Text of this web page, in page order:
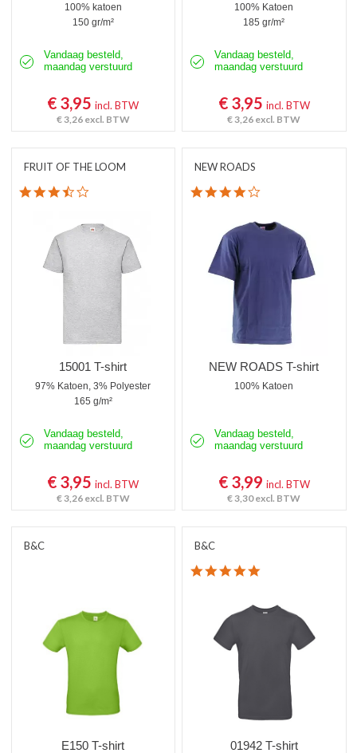
100% katoen
150 gr/m²
Vandaag besteld,
maandag verstuurd
€ 3,95incl. BTW
€ 3,26 excl. BTW
100% Katoen
185 gr/m²
Vandaag besteld,
maandag verstuurd
€ 3,95 incl. BTW
€ 3,26 excl. BTW
FRUIT OF THE LOOM
3.7 star rating
15001 T-shirt
97% Katoen, 3% Polyester
165 g/m²
Vandaag besteld,
maandag verstuurd
€ 3,95incl. BTW
€ 3,26 excl. BTW
NEW ROADS
4.0 star rating
NEW ROADS T-shirt
100% Katoen
Vandaag besteld,
maandag verstuurd
€ 3,99 incl. BTW
€ 3,30excl. BTW
B&C
E150 T-shirt
B&C
4.8 star rating
01942 T-shirt